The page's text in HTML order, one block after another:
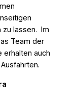
zu lassen. Im
Team der
erhalten auch